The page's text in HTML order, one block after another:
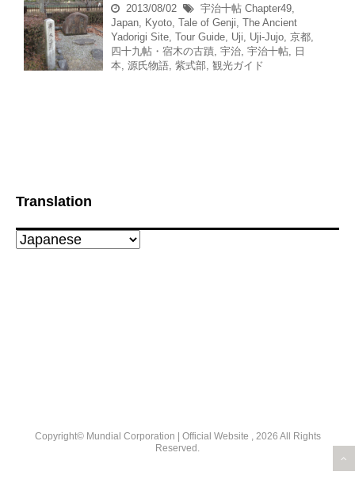
2013/08/02 宇治十帖 Chapter49,
Japan, Kyoto, Tale of Genji, The Ancient
Yadorigi Site, Tour Guide, Uji, Uji-Jujo, 京都,
四十九帖・宿木の古蹟, 宇治, 宇治十帖, 日
本, 源氏物語, 紫式部, 観光ガイド
Translation
Copyright© Mundial Corporation | Official Website , 2026 All Rights
Reserved.